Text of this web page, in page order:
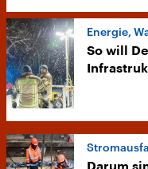
Energie,
So will